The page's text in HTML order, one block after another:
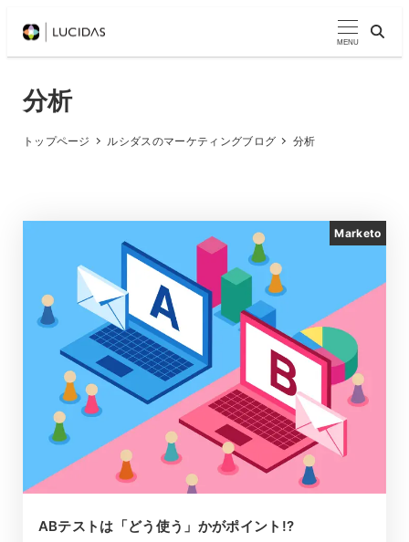
MENU
分析
トップページ ルシダスのマーケティングブログ 分析
Marketo
ABテストは「どう使う」かがポイント!?